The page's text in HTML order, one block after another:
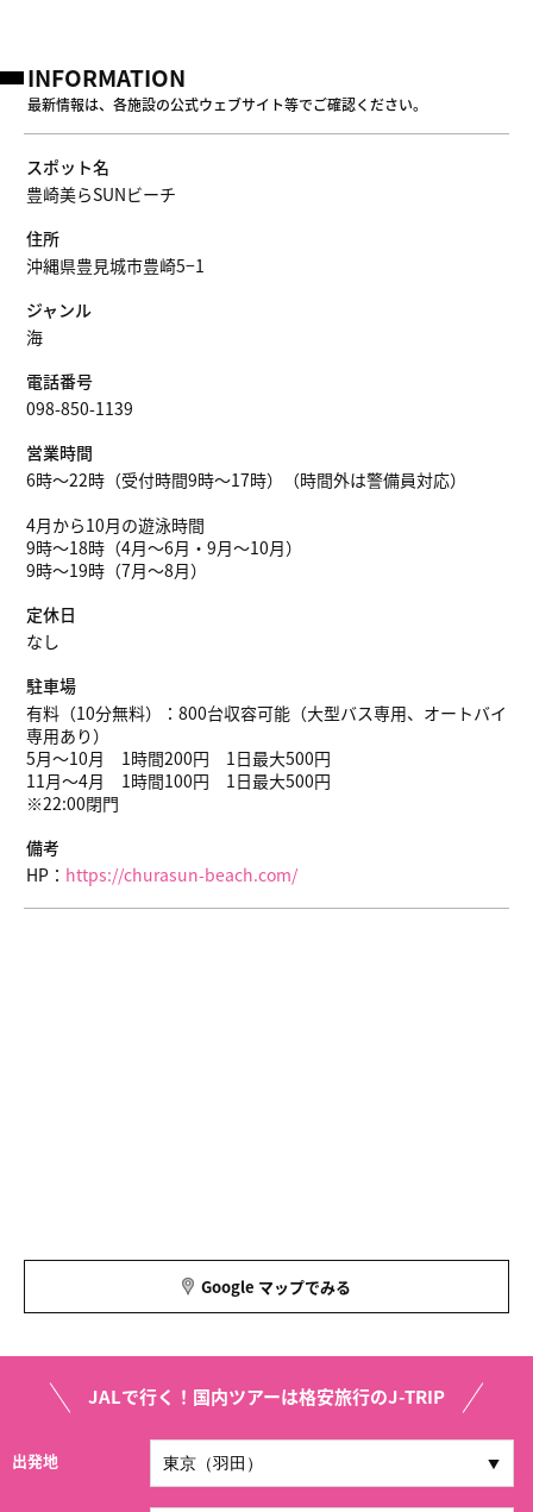
INFORMATION
最新情報は、各施設の公式ウェブサイト等でご確認ください。
スポット名
豊崎美らSUNビーチ
住所
沖縄県豊見城市豊崎5−1
ジャンル
海
電話番号
098-850-1139
営業時間
6時～22時（受付時間9時～17時）（時間外は警備員対応）
4月から10月の遊泳時間
9時〜18時（4月〜6月・9月〜10月）
9時〜19時（7月〜8月）
定休日
なし
駐車場
有料（10分無料）：800台収容可能（大型バス専用、オートバイ
専用あり）
5月～10月 1時間200円 1日最大500円
11月～4月 1時間100円 1日最大500円
※22:00閉門
備考
HP： https://churasun-beach.com/
Google マップでみる
JALで行く！国内ツアーは格安旅行のJ-TRIP
出発地